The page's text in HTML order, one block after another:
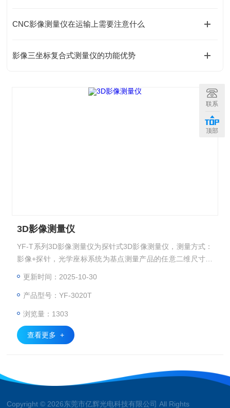
CNC影像测量仪在运输上需要注意什么
影像三坐标复合式测量仪的功能优势
3D影像测量仪
YF-T系列3D影像测量仪为探针式3D影像测量仪，测量方式：
影像+探针，光学座标系统为基点测量产品的任意二维尺寸，
三维几何尺寸的测量。
更新时间：2025-10-30
产品型号：YF-3020T
浏览量：1303
查看更多 +
Copyright © 2026东莞市亿辉光电科技有限公司 All Rights
联系
顶部